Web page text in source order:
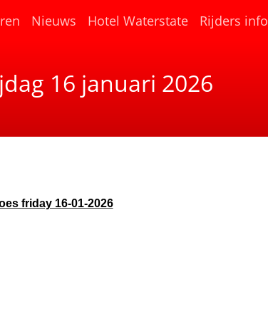
Nieuws Hotel Waterstate(current)
Rijders info
16 januari 2026
friday 16-01-2026